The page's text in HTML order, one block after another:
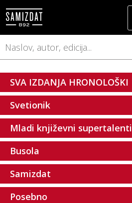
SVA IZDANJA HRONOLOŠKI
Svetionik
Mladi književni supertalenti
Busola
Samizdat
Posebno